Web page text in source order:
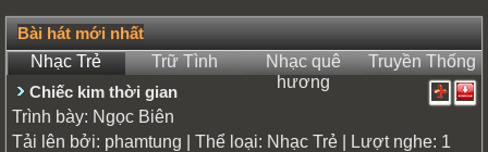
Bài hát mới nhất
Nhạc Trẻ
Trữ Tình
Nhạc quê
hương
Truyền Thống
Chiếc kim thời gian
Trình bày: Ngọc Biên
Tải lên bởi: phamtung | Thể loại: Nhạc Trẻ | Lượt nghe: 1